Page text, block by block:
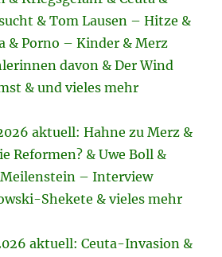
& Tom Lausen – Hitze &
& Porno – Kinder & Merz
davon & Der Wind
& und vieles mehr
aktuell: Hahne zu Merz &
Reformen? & Uwe Boll &
– Interview
Shekete & vieles mehr
aktuell: Ceuta-Invasion &